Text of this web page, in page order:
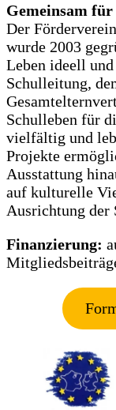
Gemeinsam für
Der
wurde 2003
Leben ideell
Schulleitung,
Schulleben für
vielfältig und
Projekte
Ausstattung
auf kulturelle
Ausrichtung der
Finanzierung: